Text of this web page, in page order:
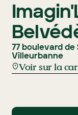
77 boulevard
Villeurbanne
Voir sur la